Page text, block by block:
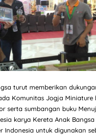
turut memberikan
Komunitas Jogja Miniature
serta sumbangan buku
karya Kereta Anak Bangsa
Indonesia untuk digunakan